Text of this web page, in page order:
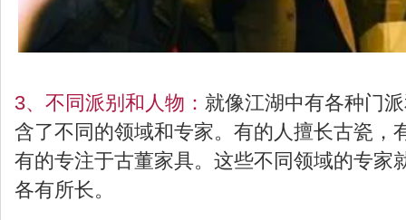
3、不同派别和人物： 就像江湖中有各种门
含了不同的领域和专家。有的人擅长古瓷，
有的专注于古董家具。这些不同领域的专家
各有所长。